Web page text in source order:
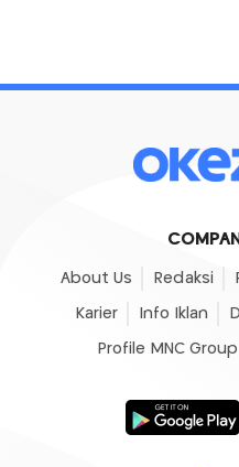
About Us Redaksi
Karier Info Iklan
Profile MNC Group